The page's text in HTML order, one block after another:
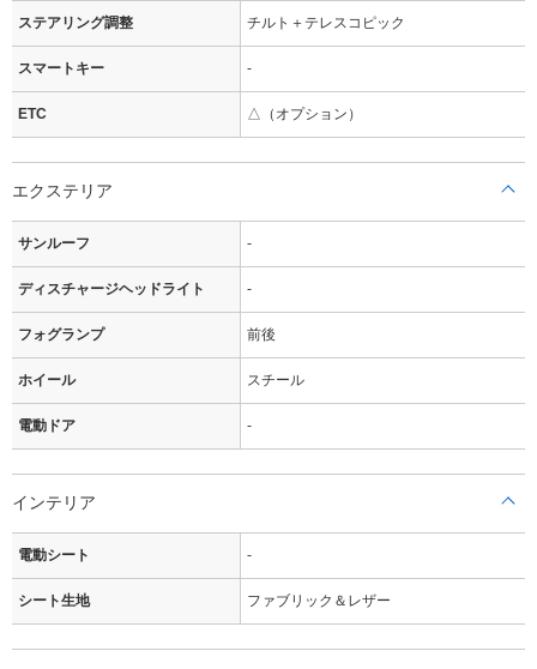
ステアリング調整 チルト＋テレスコピック
スマートキー -
ETC △（オプション）
エクステリア
サンルーフ -
ディスチャージヘッドライト -
フォグランプ 前後
ホイール スチール
電動ドア -
インテリア
電動シート -
シート生地 ファブリック＆レザー